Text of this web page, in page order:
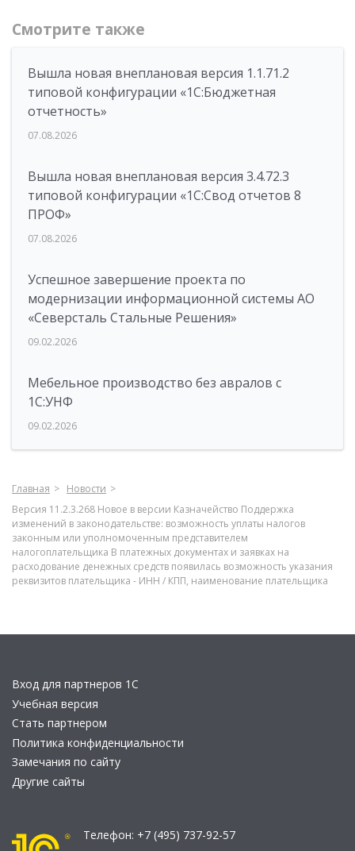
Смотрите также
Вышла новая внеплановая версия 1.1.71.2
типовой конфигурации «1C:Бюджетная
отчетность»
07.08.2026
Вышла новая внеплановая версия 3.4.72.3
типовой конфигурации «1C:Свод отчетов 8
ПРОФ»
07.08.2026
Успешное завершение проекта по
модернизации информационной системы АО
«Северсталь Стальные Решения»
09.02.2026
Мебельное производство без авралов с
1С:УНФ
09.02.2026
Главная
Новости
Версия 11.2.3.268 Новое в версии Казначейство Поддержка
изменений в законодательстве: возможность уплаты налогов
законным или уполномоченным представителем
налогоплательщика В платежных документах и заявках на
расходование денежных средств появилась возможность указания
реквизитов плательщика - ИНН / КПП, наименование плательщика
Вход для партнеров 1С
Учебная версия
Стать партнером
Политика конфиденциальности
Замечания по сайту
Другие сайты
Телефон: +7 (495) 737-92-57